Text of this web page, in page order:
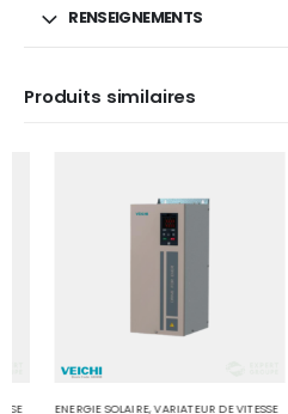
RENSEIGNEMENTS
Produits similaires
ENERGIE SOLAIRE,VARIATEUR DE VITESSE